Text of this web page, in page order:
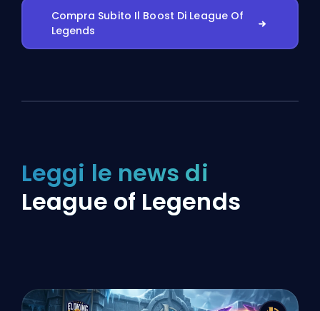
Compra Subito Il Boost Di League Of
Legends
Leggi le news di
League of Legends